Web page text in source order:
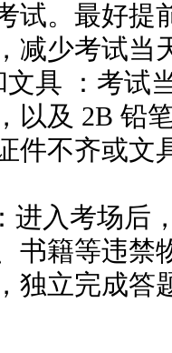
试。最好提
减少考试当
具 ：考试
以及 2B 铅
件不齐或文
进入考场后
书籍等违禁
独立完成答